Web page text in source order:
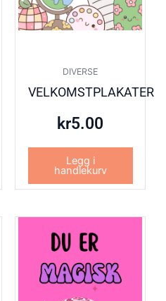
DIVERSE
VELKOMSTPLAKATER
kr5.00
Legg i
handlekurv